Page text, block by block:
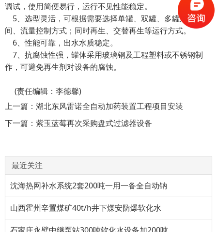
调试，使用简便易行，运行不见性能稳定。
5、选型灵活，可根据需要选择单罐、双罐、多罐系统；时
间、流量控制方式；同时再生、交替再生等运行方式。
6、性能可靠，出水水质稳定。
7、抗腐蚀性强，罐体采用玻璃钢及工程塑料或不锈钢制
作，可避免再生剂对设备的腐蚀。
(责任编辑：李德馨)
上一篇： 湖北东风雷诺全自动加药装置工程项目安装
下一篇： 紫玉蓝莓再次采购盘式过滤器设备
最近关注
沈海热网补水系统2套200吨一用一备全自动钠
山西霍州辛置煤矿40t/h井下煤安防爆软化水